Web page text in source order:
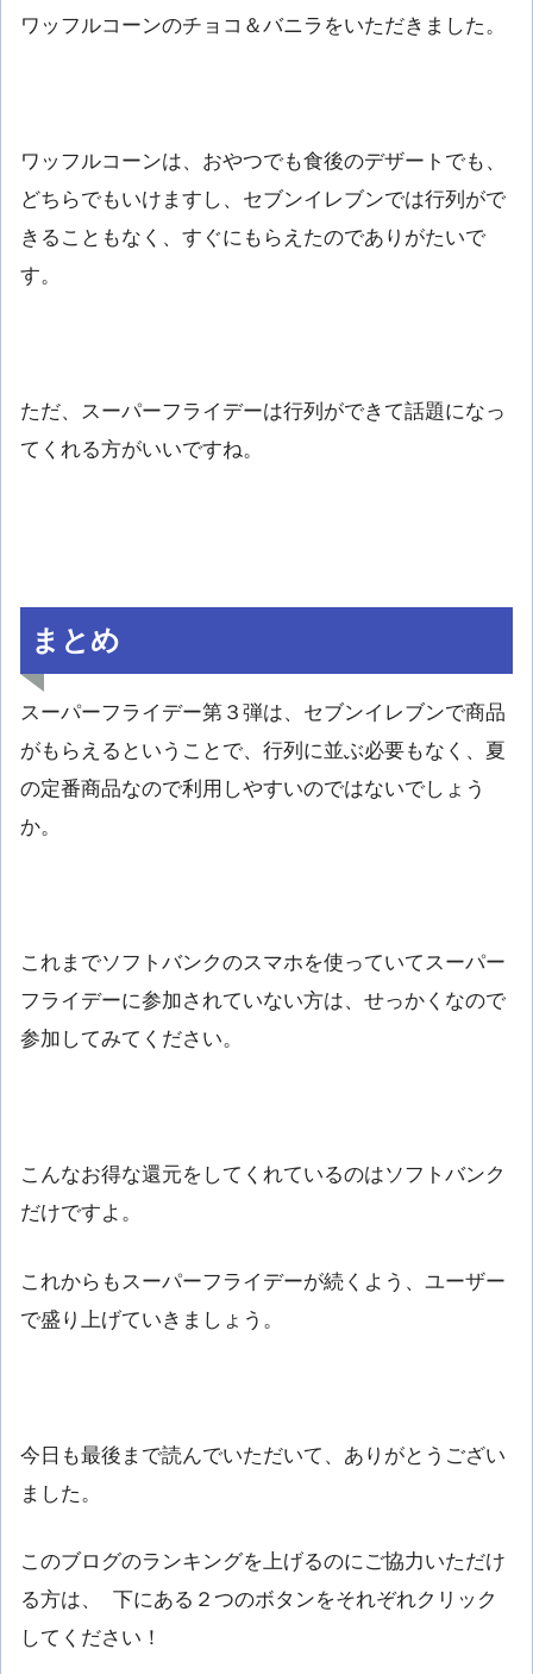
ワッフルコーンのチョコ＆バニラをいただきました。
ワッフルコーンは、おやつでも食後のデザートでも、
どちらでもいけますし、セブンイレブンでは行列がで
きることもなく、すぐにもらえたのでありがたいで
す。
ただ、スーパーフライデーは行列ができて話題になっ
てくれる方がいいですね。
まとめ
スーパーフライデー第３弾は、セブンイレブンで商品
がもらえるということで、行列に並ぶ必要もなく、夏
の定番商品なので利用しやすいのではないでしょう
か。
これまでソフトバンクのスマホを使っていてスーパー
フライデーに参加されていない方は、せっかくなので
参加してみてください。
こんなお得な還元をしてくれているのはソフトバンク
だけですよ。
これからもスーパーフライデーが続くよう、ユーザー
で盛り上げていきましょう。
今日も最後まで読んでいただいて、ありがとうござい
ました。
このブログのランキングを上げるのにご協力いただけ
る方は、 下にある２つのボタンをそれぞれクリック
してください！